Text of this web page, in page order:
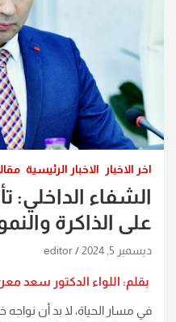
اخر الاخبار الاخبار الرئيسية
الشفاء الداخلي:
على الذاكرة
ديسمبر 5, 2024 editor
بقلم: اللواء الدكتور سعد
في مسار الحياة، لا بد أن نواجه